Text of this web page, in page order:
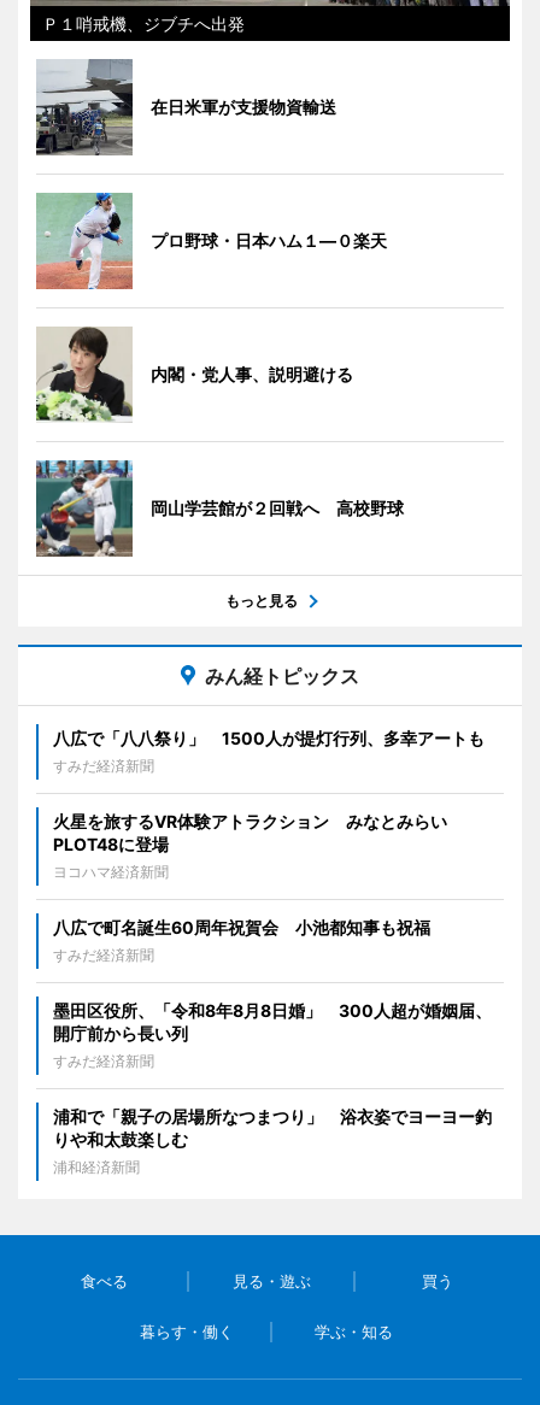
Ｐ１哨戒機、ジブチへ出発
在日米軍が支援物資輸送
プロ野球・日本ハム１―０楽天
内閣・党人事、説明避ける
岡山学芸館が２回戦へ 高校野球
もっと見る
みん経トピックス
八広で「八八祭り」 1500人が提灯行列、多幸アートも
すみだ経済新聞
火星を旅するVR体験アトラクション みなとみらい
PLOT48に登場
ヨコハマ経済新聞
八広で町名誕生60周年祝賀会 小池都知事も祝福
すみだ経済新聞
墨田区役所、「令和8年8月8日婚」 300人超が婚姻届、
開庁前から長い列
すみだ経済新聞
浦和で「親子の居場所なつまつり」 浴衣姿でヨーヨー釣
りや和太鼓楽しむ
浦和経済新聞
食べる 見る・遊ぶ 買う
暮らす・働く 学ぶ・知る